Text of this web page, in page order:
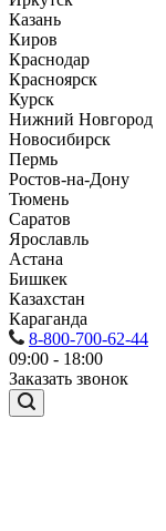
Казань
Киров
Краснодар
Красноярск
Курск
Нижний Новгород
Новосибирск
Пермь
Ростов-на-Дону
Тюмень
Саратов
Ярославль
Астана
Бишкек
Казахстан
Караганда
8-800-700-62-44
09:00 - 18:00
Заказать звонок